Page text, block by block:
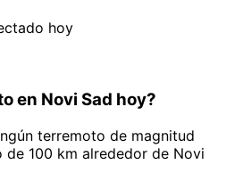
hoy
en Novi Sad hoy?
terremoto de magnitud
de 100 km alrededor de Novi